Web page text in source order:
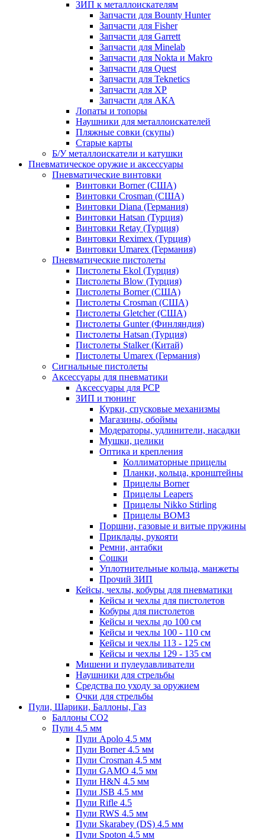
ЗИП к металлоискателям
Запчасти для Bounty Hunter
Запчасти для Fisher
Запчасти для Garrett
Запчасти для Minelab
Запчасти для Nokta и Makro
Запчасти для Quest
Запчасти для Teknetics
Запчасти для XP
Запчасти для АКА
Лопаты и топоры
Наушники для металлоискателей
Пляжные совки (скупы)
Старые карты
Б/У металлоискатели и катушки
Пневматическое оружие и аксессуары
Пневматические винтовки
Винтовки Borner (США)
Винтовки Crosman (США)
Винтовки Diana (Германия)
Винтовки Hatsan (Турция)
Винтовки Retay (Турция)
Винтовки Reximex (Турция)
Винтовки Umarex (Германия)
Пневматические пистолеты
Пистолеты Ekol (Турция)
Пистолеты Blow (Турция)
Пистолеты Borner (США)
Пистолеты Crosman (США)
Пистолеты Gletcher (США)
Пистолеты Gunter (Финляндия)
Пистолеты Hatsan (Турция)
Пистолеты Stalker (Китай)
Пистолеты Umarex (Германия)
Сигнальные пистолеты
Аксессуары для пневматики
Аксессуары для PCP
ЗИП и тюнинг
Курки, спусковые механизмы
Магазины, обоймы
Модераторы, удлинители, насадки
Мушки, целики
Оптика и крепления
Коллиматорные прицелы
Планки, кольца, кронштейны
Прицелы Borner
Прицелы Leapers
Прицелы Nikko Stirling
Прицелы ВОМЗ
Поршни, газовые и витые пружины
Приклады, рукояти
Ремни, антабки
Сошки
Уплотнительные кольца, манжеты
Прочий ЗИП
Кейсы, чехлы, кобуры для пневматики
Кейсы и чехлы для пистолетов
Кобуры для пистолетов
Кейсы и чехлы до 100 см
Кейсы и чехлы 100 - 110 см
Кейсы и чехлы 113 - 125 см
Кейсы и чехлы 129 - 135 см
Мишени и пулеулавливатели
Наушники для стрельбы
Средства по уходу за оружием
Очки для стрельбы
Пули, Шарики, Баллоны, Газ
Баллоны CO2
Пули 4.5 мм
Пули Apolo 4.5 мм
Пули Borner 4.5 мм
Пули Crosman 4.5 мм
Пули GAMO 4.5 мм
Пули H&N 4.5 мм
Пули JSB 4.5 мм
Пули Rifle 4.5
Пули RWS 4.5 мм
Пули Skarabey (DS) 4.5 мм
Пули Spoton 4.5 мм